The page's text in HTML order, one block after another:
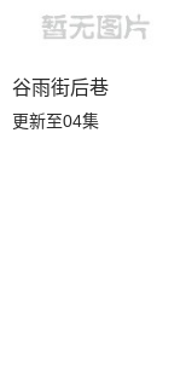
第09集
第06集
谷雨街后巷
更新至04集